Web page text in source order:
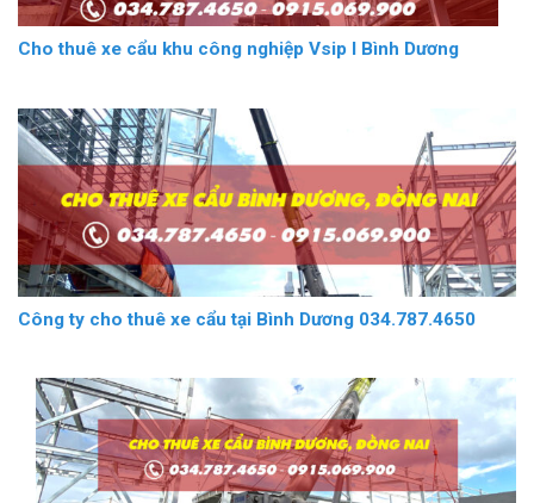
Cho thuê xe cẩu khu công nghiệp Vsip I Bình Dương
Công ty cho thuê xe cẩu tại Bình Dương 034.787.4650